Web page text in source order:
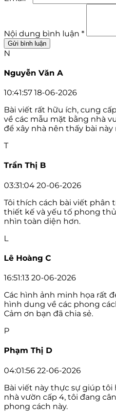
Nội dung bình luận *
Gửi bình luận
N
Nguyễn Văn A
10:41:57 18-06-2026
Bài viết rất hữu ích, cung
về các mẫu mặt bằng nhà
để xây nhà nên thấy bài này
T
Trần Thị B
03:31:04 20-06-2026
Tôi thích cách bài viết phân
thiết kế và yếu tố phong
nhìn toàn diện hơn.
L
Lê Hoàng C
16:51:13 20-06-2026
Các hình ảnh minh họa rất
hình dung về các phong
Cảm ơn bạn đã chia sẻ.
P
Phạm Thị D
04:01:56 22-06-2026
Bài viết này thực sự giúp
nhà vườn cấp 4, tôi đang
phong cách này.